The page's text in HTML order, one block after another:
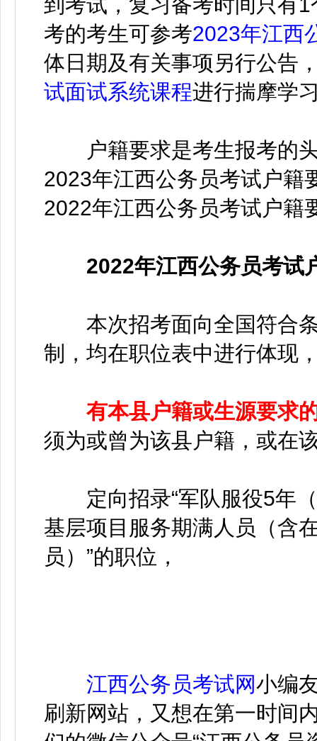
考的考生可参考2023年江西
体日期及有关事项另行公告
试面试系统课程进行揣摩学
户籍要求是考生报考的
2023年江西公务员考试户籍
2022年江西公务员考试户籍
2022年江西公务员考试
本次招考面向全国符合条
制，均在职位表中进行体现
有本县户籍或生源要求
须为或曾为该县户籍，或在
定向招录“军队服役5年（
基层项目服务期满人员（含
员）”的职位，
江西公务员考试网小编
刷新网站，又想在第一时间